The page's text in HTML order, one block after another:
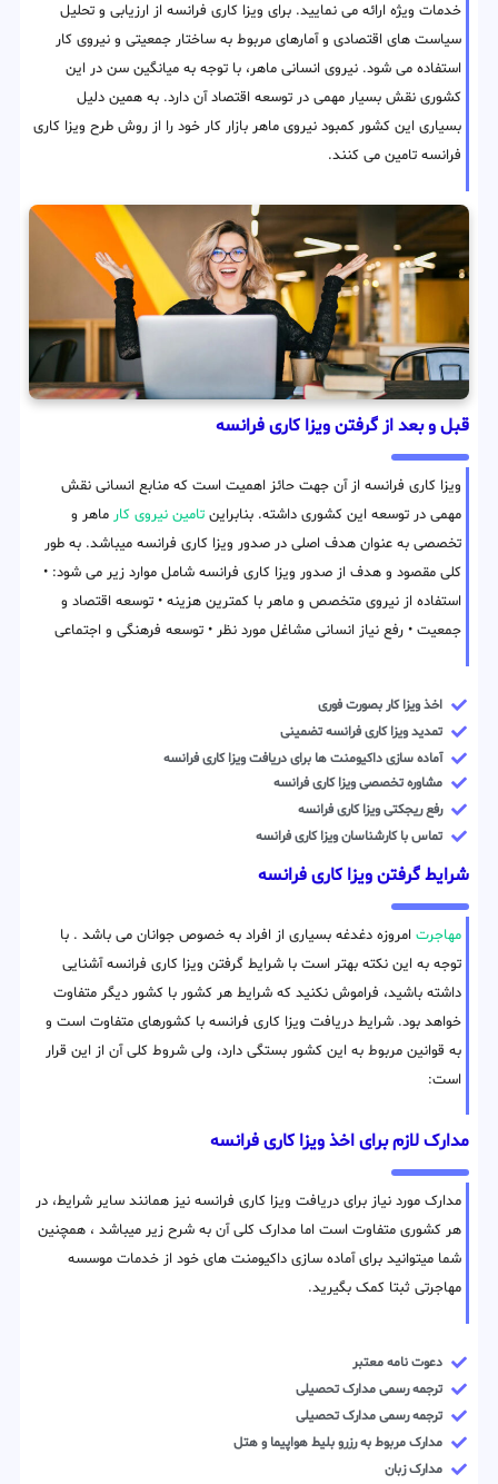
خدمات ویژه ارائه می نمایید. برای ویزا کاری فرانسه از ارزیابی و تحلیل
سیاست های اقتصادی و آمارهای مربوط به ساختار جمعیتی و نیروی کار
استفاده می شود. نیروی انسانی ماهر، با توجه به میانگین سن در این
کشوری نقش بسیار مهمی در توسعه اقتصاد آن دارد. به همین دلیل
بسیاری این کشور کمبود نیروی ماهر بازار کار خود را از روش طرح ویزا کاری
فرانسه تامین می کنند.
قبل و بعد از گرفتن ویزا کاری فرانسه
ویزا کاری فرانسه از آن جهت حائز اهمیت است که منابع انسانی نقش
مهمی در توسعه این کشوری داشته. بنابراین تامین نیروی کار ماهر و
تخصصی به عنوان هدف اصلی در صدور ویزا کاری فرانسه میباشد. به طور
کلی مقصود و هدف از صدور ویزا کاری فرانسه شامل موارد زیر می شود: •
استفاده از نیروی متخصص و ماهر با کمترین هزینه • توسعه اقتصاد و
جمعیت • رفع نیاز انسانی مشاغل مورد نظر • توسعه فرهنگی و اجتماعی
اخذ ویزا کار بصورت فوری
تمدید ویزا کاری فرانسه تضمینی
آماده سازی داکیومنت ها برای دریافت ویزا کاری فرانسه
مشاوره تخصصی ویزا کاری فرانسه
رفع ریجکتی ویزا کاری فرانسه
تماس با کارشناسان ویزا کاری فرانسه
شرایط گرفتن ویزا کاری فرانسه
مهاجرت امروزه دغدغه بسیاری از افراد به خصوص جوانان می باشد . با
توجه به این نکته بهتر است با شرایط گرفتن ویزا کاری فرانسه آشنایی
داشته باشید، فراموش نکنید که شرایط هر کشور با کشور دیگر متفاوت
خواهد بود. شرایط دریافت ویزا کاری فرانسه با کشورهای متفاوت است و
به قوانین مربوط به این کشور بستگی دارد، ولی شروط کلی آن از این قرار
است:
مدارک لازم برای اخذ ویزا کاری فرانسه
مدارک مورد نیاز برای دریافت ویزا کاری فرانسه نیز همانند سایر شرایط، در
هر کشوری متفاوت است اما مدارک کلی آن به شرح زیر میباشد ، همچنین
شما میتوانید برای آماده سازی داکیومنت های خود از خدمات موسسه
مهاجرتی ثبتا کمک بگیرید.
دعوت نامه معتبر
ترجمه رسمی مدارک تحصیلی
ترجمه رسمی مدارک تحصیلی
مدارک مربوط به رزرو بلیط هواپیما و هتل
مدارک زبان